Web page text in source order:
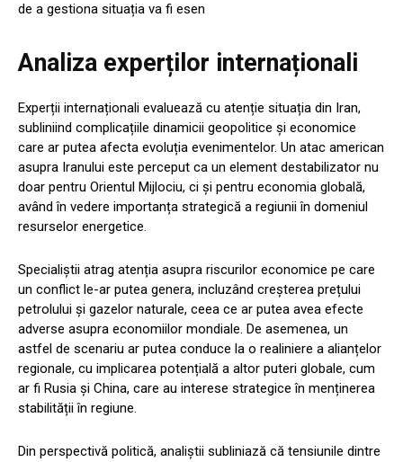
de a gestiona situația va fi esen
Analiza experților internaționali
Experții internaționali evaluează cu atenție situația din Iran,
subliniind complicațiile dinamicii geopolitice și economice
care ar putea afecta evoluția evenimentelor. Un atac american
asupra Iranului este perceput ca un element destabilizator nu
doar pentru Orientul Mijlociu, ci și pentru economia globală,
având în vedere importanța strategică a regiunii în domeniul
resurselor energetice.
Specialiștii atrag atenția asupra riscurilor economice pe care
un conflict le-ar putea genera, incluzând creșterea prețului
petrolului și gazelor naturale, ceea ce ar putea avea efecte
adverse asupra economiilor mondiale. De asemenea, un
astfel de scenariu ar putea conduce la o realiniere a alianțelor
regionale, cu implicarea potențială a altor puteri globale, cum
ar fi Rusia și China, care au interese strategice în menținerea
stabilității în regiune.
Din perspectivă politică, analiștii subliniază că tensiunile dintre